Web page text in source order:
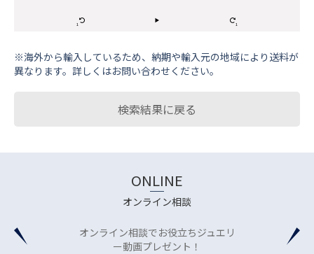
※海外から輸⼊しているため、納期や輸⼊元の地域により送料が
異なります。詳しくはお問い合わせください。
検索結果に戻る
ONLINE
オンライン相談
オンライン相談でお役立ちジュエリ
ー動画プレゼント！